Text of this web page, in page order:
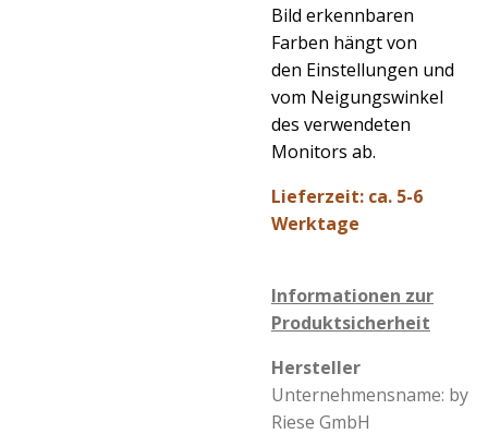
Bild erkennbaren
Farben hängt von
den Einstellungen und
vom Neigungswinkel
des verwendeten
Monitors ab.
Lieferzeit: ca. 5-6
Werktage
Informationen zur
Produktsicherheit
Hersteller
Unternehmensname: by
Riese GmbH